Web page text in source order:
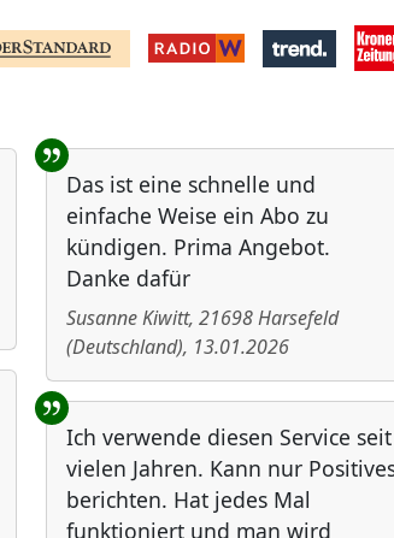
Das ist eine schnelle und
einfache Weise ein Abo zu
kündigen. Prima Angebot.
Danke dafür
Susanne Kiwitt, 21698Harsefeld
(Deutschland), 13.01.2026
Ich verwende diesen Service seit
vielen Jahren. Kann nur
berichten. Hat jedes Mal
funktioniert und man wird